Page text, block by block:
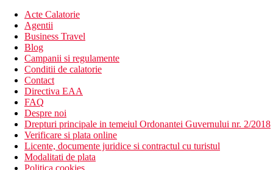
Acte Calatorie
Agentii
Business Travel
Blog
Campanii si regulamente
Conditii de calatorie
Contact
Directiva EAA
FAQ
Despre noi
Drepturi principale in temeiul Ordonantei Guvernului nr. 2/2018
Verificare si plata online
Licente, documente juridice si contractul cu turistul
Modalitati de plata